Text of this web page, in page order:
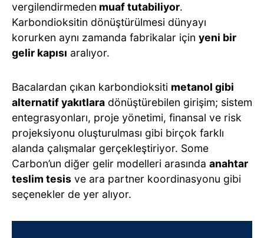
vergilendirmeden muaf tutabiliyor.
Karbondioksitin dönüştürülmesi dünyayı
korurken aynı zamanda fabrikalar için yeni bir
gelir kapısı aralıyor.
Bacalardan çıkan karbondioksiti metanol gibi
alternatif yakıtlara dönüştürebilen girişim; sistem
entegrasyonları, proje yönetimi, finansal ve risk
projeksiyonu oluşturulması gibi birçok farklı
alanda çalışmalar gerçekleştiriyor. Some
Carbon’un diğer gelir modelleri arasında anahtar
teslim tesis ve ara partner koordinasyonu gibi
seçenekler de yer alıyor.